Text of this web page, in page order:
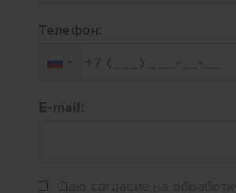
Телефон:
E-mail:
Даю
на обработку